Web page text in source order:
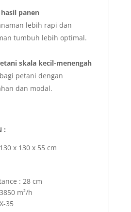
panen
lebih rapi dan
tumbuh lebih optimal.
skala kecil-menengah
petani dengan
dan modal.
:
x 130 x 55 cm
: 28 cm
m²/h
35